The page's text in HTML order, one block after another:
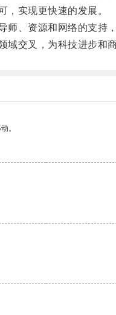
实现更快速的发展。
、资源和网络的支持，
交叉，为科技进步和商
。